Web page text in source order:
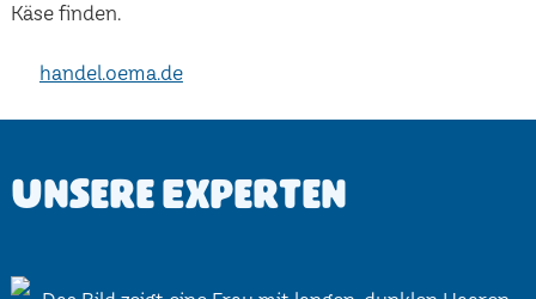
Käse finden.
handel.oema.de
Unsere Experten